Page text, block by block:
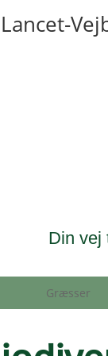
Lancet-
Din vej
Græsser